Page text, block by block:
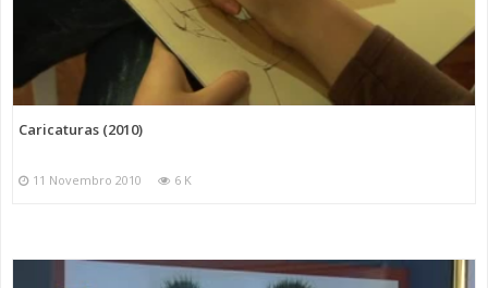
Caricaturas (2010)
11 Novembro 2010 6 K